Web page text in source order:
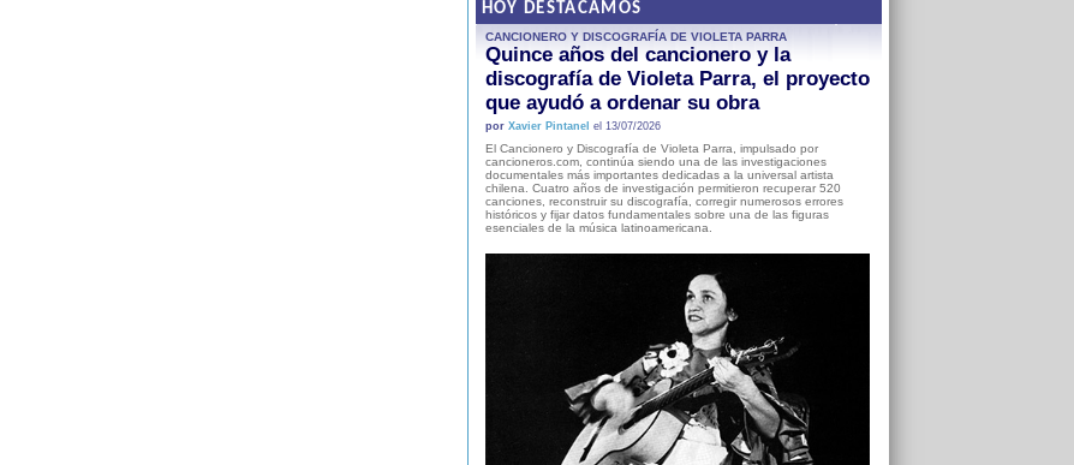
HOY DESTACAMOS
CANCIONERO Y DISCOGRAFÍA DE VIOLETA PARRA
Quince años del cancionero y la
discografía de Violeta Parra, el proyecto
que ayudó a ordenar su obra
por Xavier Pintanel el 13/07/2026
El Cancionero y Discografía de Violeta Parra, impulsado por
cancioneros.com, continúa siendo una de las investigaciones
documentales más importantes dedicadas a la universal artista
chilena. Cuatro años de investigación permitieron recuperar 520
canciones, reconstruir su discografía, corregir numerosos errores
históricos y fijar datos fundamentales sobre una de las figuras
esenciales de la música latinoamericana.